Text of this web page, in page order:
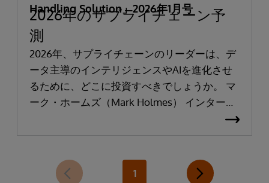
短縮できます。
Handling Solution」2026年1月号
2026年のサプライチェーン予
測
2026年、サプライチェーンのリーダーは、デ
ータ主導のインテリジェンスやAIを進化させ
るために、どこに投資すべきでしょうか。 マ
ーク・ホームズ（Mark Holmes） インターシ
ステムズ サプライチェーン市場戦略責任者
1